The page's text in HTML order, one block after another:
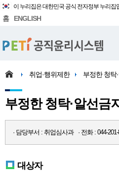
이 누리집은 대한민국 공식 전자정부 누리집
홈 ENGLISH
취업·행위제한 부정한 청탁
부정한 청탁·알선금지
· 담당부서 : 취업심사과 · 전화 : 044-201-
대상자